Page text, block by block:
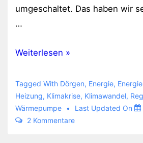
umgeschaltet. Das haben wir
…
Wärmepumpe
einem
Jahr
Weiterlesen »
Tagged With Dörgen, Energie,
Heizung, Klimakrise, Klimawandel,
Wärmepumpe
Last Updated On
2 Kommentare